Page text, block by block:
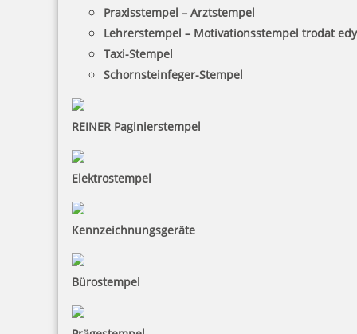
Praxisstempel – Arztstempel
Lehrerstempel – Motivationsstempel trodat
Taxi-Stempel
Schornsteinfeger-Stempel
REINER Paginierstempel
Elektrostempel
Kennzeichnungsgeräte
Bürostempel